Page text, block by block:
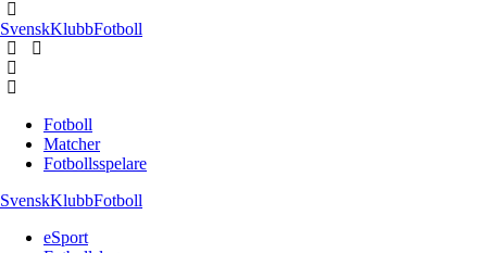
SvenskKlubbFotboll
Fotboll
Matcher
Fotbollsspelare
SvenskKlubbFotboll
eSport